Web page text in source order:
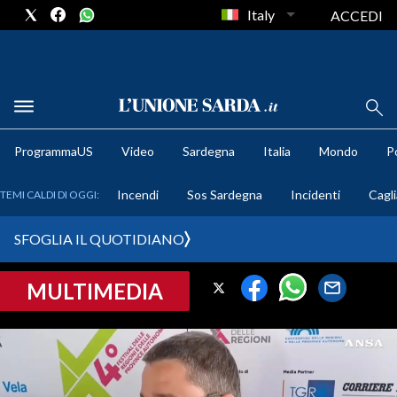
METEO
CRONACA SARDEGNA
PROVINCIA DI CAGLIARI
SULCIS IGLESIENTE
Italy ACCEDI
ProgrammaUS Video Sardegna Italia Mondo
TEMI CALDI DI OGGI: Incendi Sos Sardegna Incidenti
SFOGLIA IL QUOTIDIANO
MULTIMEDIA